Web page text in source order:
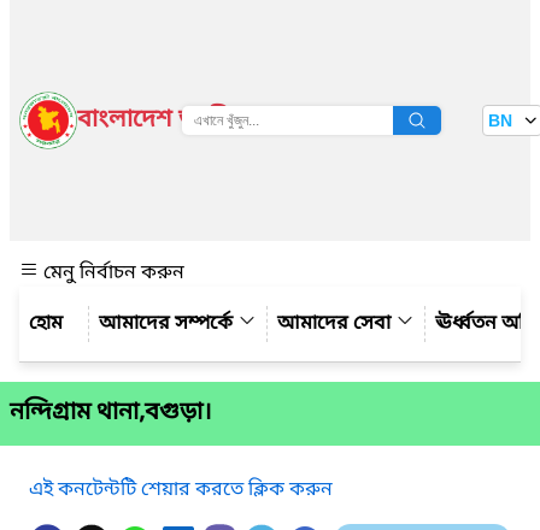
বাংলাদেশ জাতীয় তথ্য বাতায়ন BN
মেনু নির্বাচন করুন
আমাদের সম্পর্কে
আমাদের সেবা ঊর্ধ্বতন
নন্দিগ্রাম থানা,বগুড়া।
এই কনটেন্টটি শেয়ার করতে ক্লিক করুন